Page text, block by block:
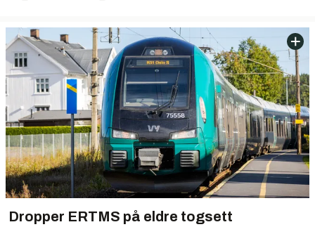
Dropper ERTMS på eldre togsett